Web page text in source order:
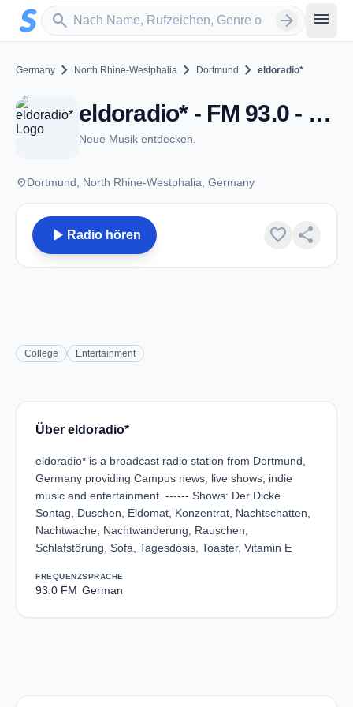
Zum Hauptinhalt springen
search
Sender suchen arrow_forward menu
Germany chevron_right North Rhine-Westphalia chevron_right Dortmund chevron_right eldoradio*
eldoradio* - FM 93.0 - Dortmund
Neue Musik entdecken.
placeDortmund, North Rhine-Westphalia, Germany
play_arrow Radio hören favorite share
College Entertainment
Über eldoradio*
eldoradio* is a broadcast radio station from Dortmund,
Germany providing Campus news, live shows, indie
music and entertainment. ------ Shows: Der Dicke
Sontag, Duschen, Eldomat, Konzentrat, Nachtschatten,
Nachtwache, Nachtwanderung, Rauschen,
Schlafstörung, Sofa, Tagesdosis, Toaster, Vitamin E
FREQUENZ
93.0 FM
SPRACHE
German